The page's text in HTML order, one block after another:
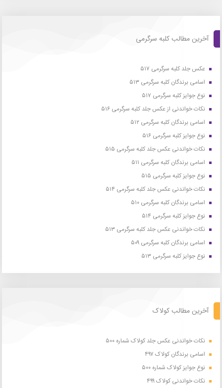
آخرین مطالب کلبه سرگرمی
عکس جلد کلبه سرگرمی ۵۱۷
اسامی برندگان کلبه سرگرمی ۵۱۳
نوع جوایز کلبه سرگرمی ۵۱۷
نکات خواندنی از عکس جلد کلبه سرگرمی ۵۱۶
اسامی برندگان کلبه سرگرمی ۵۱۲
نوع جوایز کلبه سرگرمی ۵۱۶
نکات خواندنی عکس جلد کلبه سرگرمی ۵۱۵
اسامی برندگان کلبه سرگرمی ۵۱۱
نوع جوایز کلبه سرگرمی ۵۱۵
نکات خواندنی عکس جلد کلبه سرگرمی ۵۱۴
اسامی برندگان کلبه سرگرمی ۵۱۰
نوع جوایز کلبه سرگرمی ۵۱۴
نکات خواندنی عکس جلد کلبه سرگرمی ۵۱۳
اسامی برندگان کلبه سرگرمی ۵۰۹
نوع جوایز کلبه سرگرمی ۵۱۳
آخرین مطالب کولاک
نکات خواندنی عکس جلد کولاک شماره ۵۰۰
اسامی برندگان کولاک ۴۹۷
نوع جوایز کولاک شماره ۵۰۰
نکات خواندنی کولاک ۴۹۹